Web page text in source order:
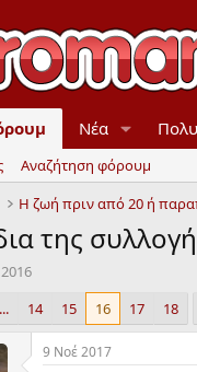
Νέα
Αναζήτηση φόρουμ
της
... 14 15 16 17 18
9 Νοέ 2017